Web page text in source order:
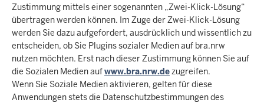
Zustimmung mittels einer sogenannten „Zwei-Klick-Lösung“
übertragen werden können. Im Zuge der Zwei-Klick-Lösung
werden Sie dazu aufgefordert, ausdrücklich und wissentlich zu
entscheiden, ob Sie Plugins sozialer Medien auf bra.nrw
nutzen möchten. Erst nach dieser Zustimmung können Sie auf
die Sozialen Medien aufwww.bra.nrw.dezugreifen.
Wenn Sie Soziale Medien aktivieren, gelten für diese
Anwendungen stets die Datenschutzbestimmungen des